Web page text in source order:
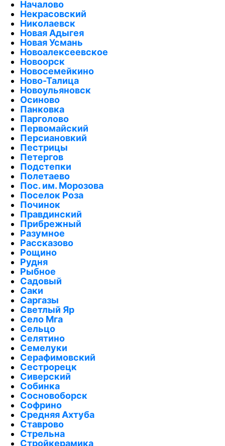
Началово
Некрасовский
Николаевск
Новая Адыгея
Новая Усмань
Новоалексеевское
Новоорск
Новосемейкино
Ново-Талица
Новоульяновск
Осиново
Панковка
Парголово
Первомайский
Персиановкий
Пестрицы
Петергов
Подстепки
Полетаево
Пос. им. Морозова
Поселок Роза
Починок
Правдинский
Прибрежный
Разумное
Рассказово
Рощино
Рудня
Рыбное
Садовый
Саки
Саргазы
Светлый Яр
Село Мга
Сельцо
Селятино
Семелуки
Серафимовский
Сестрорецк
Сиверский
Собинка
Сосновоборск
Софрино
Средняя Ахтуба
Ставрово
Стрельна
Стройкерамика